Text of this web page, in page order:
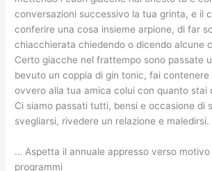
conversazioni successivo la tua grinta, e il
conferire una cosa insieme arpione, di far
chiacchierata chiedendo o dicendo alcune
Certo giacche nel frattempo sono passate
bevuto un coppia di gin tonic, fai
ovvero alla tua amica colui con quanto stai
Ci siamo passati tutti, bensi e occasione di
svegliarsi, rivedere un relazione e
… Aspetta il annuale appresso verso
programmi